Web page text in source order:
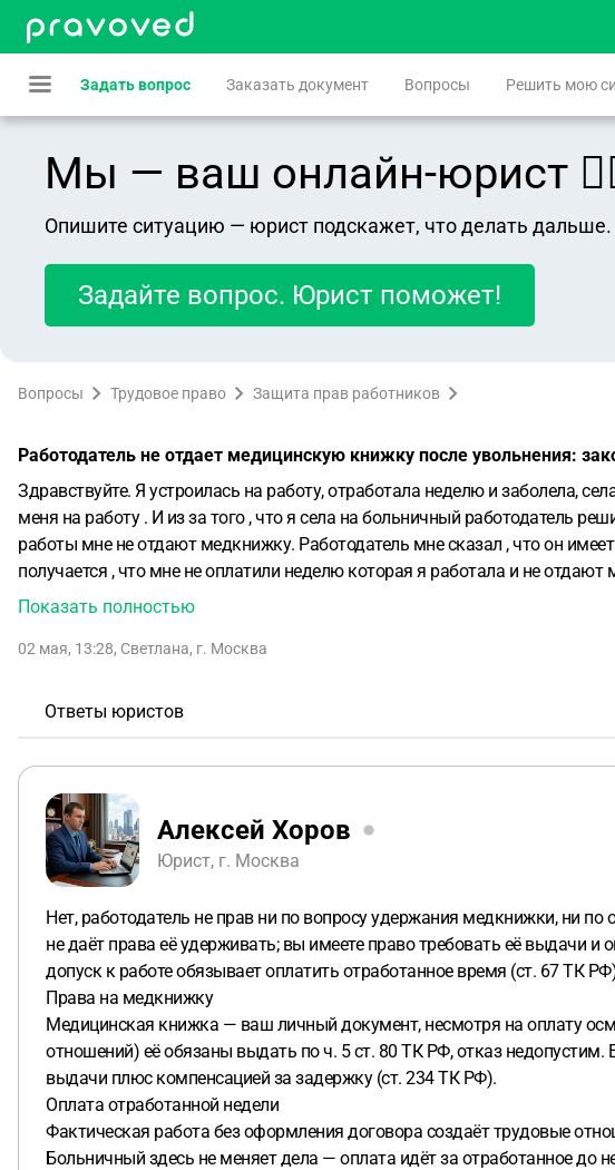
Задать вопрос Заказать документ Вопросы Решить мою
Мы — ваш онлайн-юрист
Опишите ситуацию — юрист подскажет, что делать дальше.
Задайте вопрос. Юрист поможет!
Вопросы Трудовое право Защита прав работников
Работодатель не отдает медицинскую книжку после увольнения:
Здравствуйте. Я устроилась на работу, отработала неделю и заболела,
меня на работу . И из за того , что я села на больничный работодатель
работы мне не отдают медкнижку. Работодатель мне сказал , что он
получается , что мне не оплатили неделю которая я работала и не
Показать полностью
02 мая, 13:28, Светлана, г. Москва
Ответы юристов
Алексей Хоров
Юрист, г. Москва
Нет, работодатель не прав ни по вопросу удержания медкнижки, ни
не даёт права её удерживать; вы имеете право требовать её выдачи
допуск к работе обязывает оплатить отработанное время (ст. 67 ТК
Права на медкнижку
Медицинская книжка — ваш личный документ, несмотря на оплату
отношений) её обязаны выдать по ч. 5 ст. 80 ТК РФ, отказ
выдачи плюс компенсацией за задержку (ст. 234 ТК РФ).
Оплата отработанной недели
Фактическая работа без оформления договора создаёт трудовые
Больничный здесь не меняет дела — оплата идёт за отработанное до